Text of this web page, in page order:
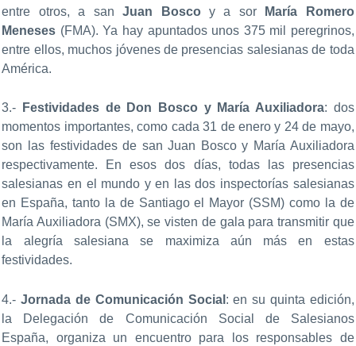
entre otros, a sanJuan Boscoy a sor
María Romero
Meneses (FMA). Ya hay apuntados unos 375 mil peregrinos,
entre ellos, muchos jóvenes de presencias salesianas de toda
América.
3.- Festividades de Don Bosco y María Auxiliadora: dos
momentos importantes, como cada 31 de enero y 24 de mayo,
son las festividades de san Juan Bosco y María Auxiliadora
respectivamente. En esos dos días, todas las presencias
salesianas en el mundo y en las dos inspectorías salesianas
en España, tanto la de Santiago el Mayor (SSM) como la de
María Auxiliadora (SMX), se visten de gala para transmitir que
la alegría salesiana se maximiza aún más en estas
festividades.
4.- Jornada de Comunicación Social : en su quinta edición,
la Delegación de Comunicación Social de Salesianos
España, organiza un encuentro para los responsables de